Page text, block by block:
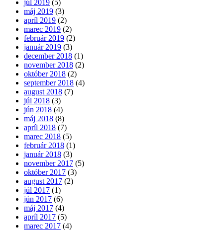
júl 2019 (5)
máj 2019 (3)
apríl 2019 (2)
marec 2019 (2)
február 2019 (2)
január 2019 (3)
december 2018 (1)
november 2018 (2)
október 2018 (2)
september 2018 (4)
august 2018 (7)
júl 2018 (3)
jún 2018 (4)
máj 2018 (8)
apríl 2018 (7)
marec 2018 (5)
február 2018 (1)
január 2018 (3)
november 2017 (5)
október 2017 (3)
august 2017 (2)
júl 2017 (1)
jún 2017 (6)
máj 2017 (4)
apríl 2017 (5)
marec 2017 (4)